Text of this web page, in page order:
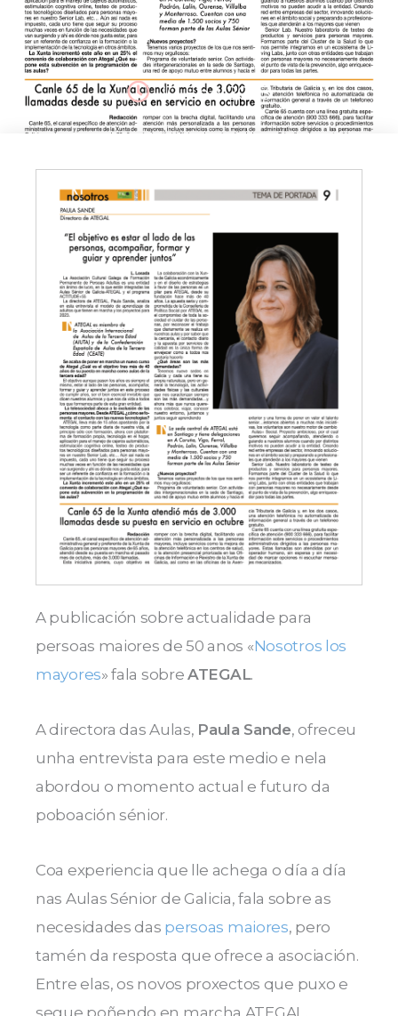
10 Ene 2023
A publicación sobre actualidade para
persoas maiores de 50 anos «Nosotros los
mayores» fala sobreATEGAL.
A directora das Aulas, Paula Sande, ofreceu
unha entrevista para este medio e nela
abordou o momento actual e futuro da
poboación sénior.
Coa experiencia que lle achega o día a día
nas Aulas Sénior de Galicia, fala sobre as
necesidades das persoas maiores, pero
tamén da resposta que ofrece a asociación.
Entre elas, os novos proxectos que puxo e
segue poñendo en marcha ATEGAL.